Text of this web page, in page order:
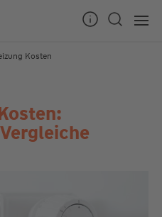
Kosten